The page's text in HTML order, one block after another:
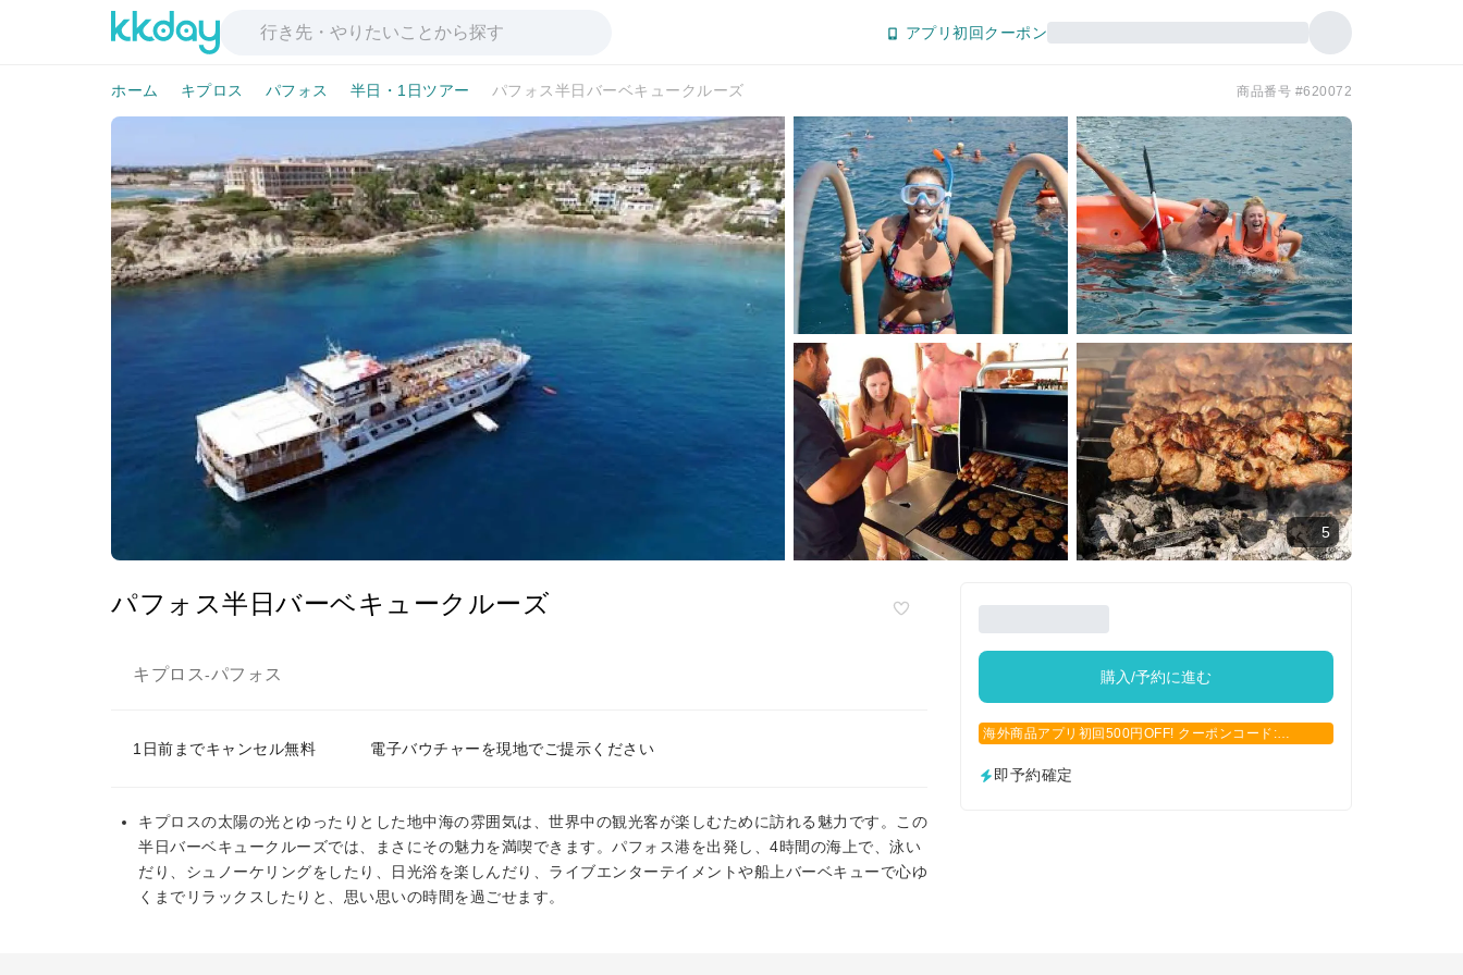
アプリ初回クーポン
ホーム キプロス パフォス 半日・1日ツアー パフォス半日バーベキュークルーズ 商品番号 #620072
5
パフォス半日バーベキュークルーズ
キプロス-パフォス
1日前までキャンセル無料 電子バウチャーを現地でご提示ください
キプロスの太陽の光とゆったりとした地中海の雰囲気は、世界中の観光客が楽しむために訪れる魅力です。この
半日バーベキュークルーズでは、まさにその魅力を満喫できます。パフォス港を出発し、4時間の海上で、泳い
だり、シュノーケリングをしたり、日光浴を楽しんだり、ライブエンターテイメントや船上バーベキューで心ゆ
くまでリラックスしたりと、思い思いの時間を過ごせます。
購入/予約に進む
海外商品アプリ初回500円OFF! クーポンコード:
即予約確定